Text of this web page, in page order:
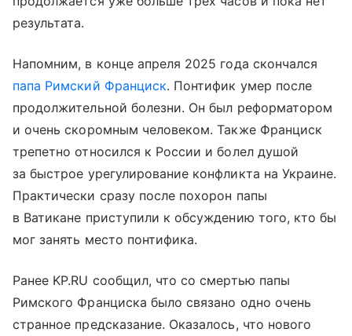
результата.
Напомним, в конце апреля 2025 года скончался
папа Римский Франциск. Понтифик умер после
продолжительной болезни. Он был реформатором
и очень скоромным человеком. Также Франциск
трепетно относился к России и болел душой
за быстрое урегулирование конфликта на Украине.
Практически сразу после похорон папы
в Ватикане приступили к обсуждению того, кто бы
мог занять место понтифика.
Ранее KP.RU сообщил, что со смертью папы
Римского Франциска было связано одно очень
странное предсказание. Оказалось, что нового